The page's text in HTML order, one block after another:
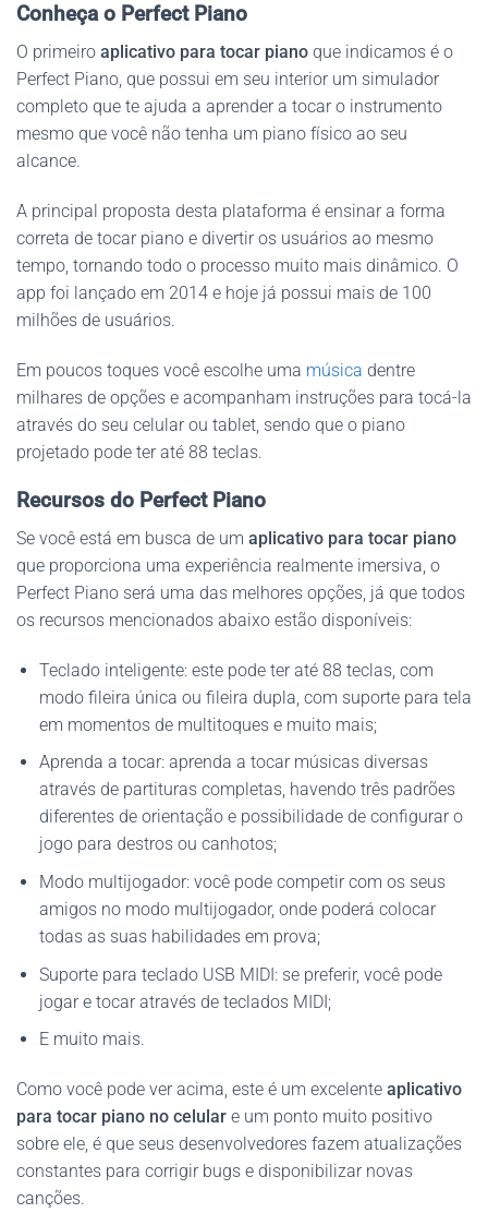
Conheça o Perfect Piano
O primeiro aplicativo para tocar piano que indicamos é o
Perfect Piano, que possui em seu interior um simulador
completo que te ajuda a aprender a tocar o instrumento
mesmo que você não tenha um piano físico ao seu
alcance.
A principal proposta desta plataforma é ensinar a forma
correta de tocar piano e divertir os usuários ao mesmo
tempo, tornando todo o processo muito mais dinâmico. O
app foi lançado em 2014 e hoje já possui mais de 100
milhões de usuários.
Em poucos toques você escolhe uma música dentre
milhares de opções e acompanham instruções para tocá-la
através do seu celular ou tablet, sendo que o piano
projetado pode ter até 88 teclas.
Recursos do Perfect Piano
Se você está em busca de um aplicativo para tocar piano
que proporciona uma experiência realmente imersiva, o
Perfect Piano será uma das melhores opções, já que todos
os recursos mencionados abaixo estão disponíveis:
Teclado inteligente: este pode ter até 88 teclas, com
modo fileira única ou fileira dupla, com suporte para tela
em momentos de multitoques e muito mais;
Aprenda a tocar: aprenda a tocar músicas diversas
através de partituras completas, havendo três padrões
diferentes de orientação e possibilidade de configurar o
jogo para destros ou canhotos;
Modo multijogador: você pode competir com os seus
amigos no modo multijogador, onde poderá colocar
todas as suas habilidades em prova;
Suporte para teclado USB MIDI: se preferir, você pode
jogar e tocar através de teclados MIDI;
E muito mais.
Como você pode ver acima, este é um excelente aplicativo
para tocar piano no celular e um ponto muito positivo
sobre ele, é que seus desenvolvedores fazem atualizações
constantes para corrigir bugs e disponibilizar novas
canções.